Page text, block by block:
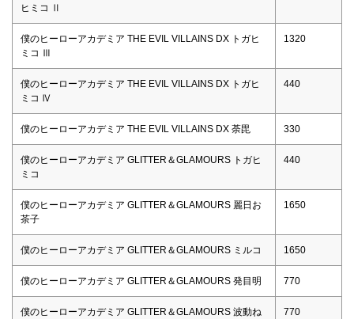
ヒミコ Ⅱ
僕のヒーローアカデミア THE EVIL VILLAINS DX トガヒ
ミコ Ⅲ
1320
僕のヒーローアカデミア THE EVIL VILLAINS DX トガヒ
ミコ Ⅳ
440
僕のヒーローアカデミア THE EVIL VILLAINS DX 荼毘 330
僕のヒーローアカデミア GLITTER＆GLAMOURS トガヒ
ミコ
440
僕のヒーローアカデミア GLITTER＆GLAMOURS 麗日お
茶子
1650
僕のヒーローアカデミア GLITTER＆GLAMOURS ミルコ 1650
僕のヒーローアカデミア GLITTER＆GLAMOURS 発目明 770
僕のヒーローアカデミア GLITTER＆GLAMOURS 波動ね
770